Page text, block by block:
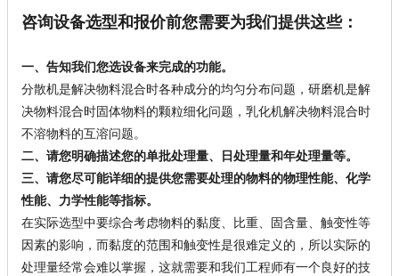
咨询设备选型和报价前您需要为我们提供这些：
一、告知我们您选设备来完成的功能。
分散机是解决物料混合时各种成分的均匀分布问题，研磨机是解
决物料混合时固体物料的颗粒细化问题，乳化机解决物料混合时
不溶物料的互溶问题。
二、请您明确描述您的单批处理量、日处理量和年处理量等。
三、请您尽可能详细的提供您需要处理的物料的物理性能、化学
性能、力学性能等指标。
在实际选型中要综合考虑物料的黏度、比重、固含量、触变性等
因素的影响，而黏度的范围和触变性是很难定义的，所以实际的
处理量经常会难以掌握，这就需要和我们工程师有一个良好的技